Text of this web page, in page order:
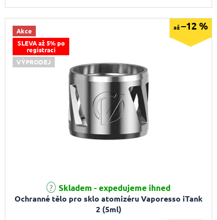
Akce
SLEVA až 5% po
registraci
VÝPRODEJ
až–12 %
Ochranné tělo pro sklo atomizéru Vaporesso iTank
2 (5ml)
Skladem - expedujeme ihned